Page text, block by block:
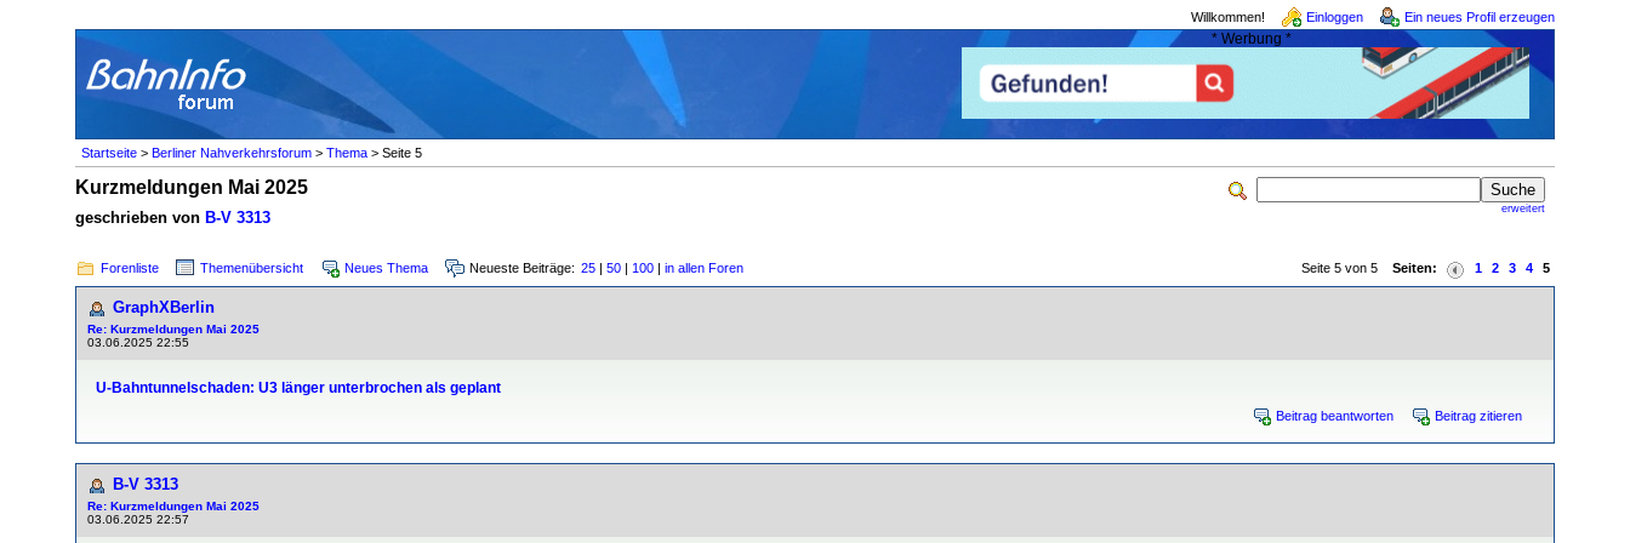
Willkommen! Einloggen Ein neues Profil erzeugen
* Werbung *
Startseite > Berliner Nahverkehrsforum > Thema > Seite 5
erweitert
Kurzmeldungen Mai 2025
geschrieben von B-V 3313
Forenliste Themenübersicht Neues Thema Neueste Beiträge: 25 | 50 | 100 | in allen Foren Seite 5 von 5 Seiten: 1 2 3 4 5
GraphXBerlin
Re: Kurzmeldungen Mai 2025
03.06.2025 22:55
U-Bahntunnelschaden: U3 länger unterbrochen als geplant
Beitrag beantworten Beitrag zitieren
B-V 3313
Re: Kurzmeldungen Mai 2025
03.06.2025 22:57